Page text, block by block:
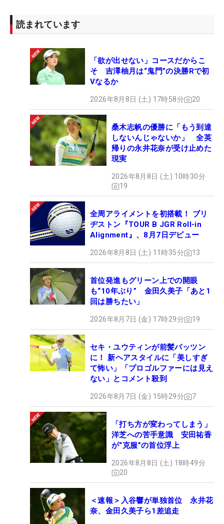
読まれています
「欲が出せない」コースだからこ
そ 吉澤柚月は“鬼門”の決勝Rで初
Vなるか
2026年8月8日 (土) 17時58分 20
桑木志帆の優勝に「もう到達
しないんじゃないか」 全英
帰りの永井花奈が受け止めた
現実
2026年8月8日 (土) 10時30分
19
全周アライメントを初搭載！ ブリ
ヂストン『TOUR B JGR Roll-in
Alignment』、8月7日デビュー
2026年8月8日 (土) 11時35分 13
首位発進もグリーン上での開眼
も“10年ぶり” 金田久美子「あと1
回は勝ちたい」
2026年8月7日 (金) 17時29分 19
セキ・ユウティンが前髪パッツン
に！ 新ヘアスタイルに「美しすぎ
て怖い」「プロゴルファーには見え
ない」とコメント殺到
2026年8月7日 (金) 15時29分 7
「打ち方が変わってしまう」
洋芝への苦手意識 安田祐香
が“克服”の首位浮上
2026年8月8日 (土) 18時49分
20
＜速報＞入谷響が単独首位 永井花
奈、金田久美子ら1差追走